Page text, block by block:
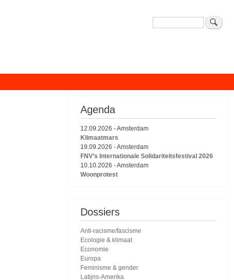
Zoeken
Agenda
12.09.2026 -Amsterdam
Klimaatmars
19.09.2026 -Amsterdam
FNV’s Internationale Solidariteitsfestival 2026
10.10.2026 -Amsterdam
Woonprotest
Dossiers
Anti-racisme/fascisme
Ecologie & klimaat
Economie
Europa
Feminisme & gender
Latijns-Amerika